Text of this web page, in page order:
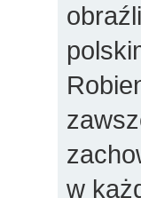
w